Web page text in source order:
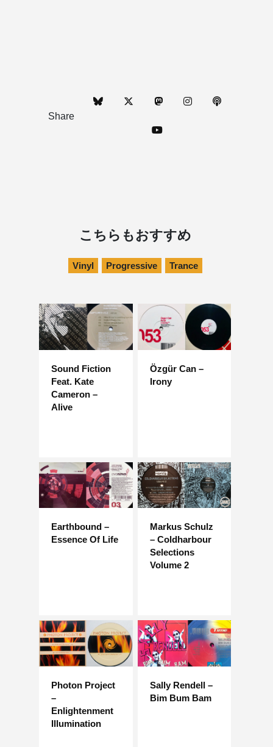
Share
こちらもおすすめ
Vinyl Progressive Trance
Sound Fiction
Feat. Kate
Cameron –
Alive
Özgür Can –
Irony
Earthbound –
Essence Of Life
Markus Schulz
– Coldharbour
Selections
Volume 2
Photon Project
–
Enlightenment
Illumination
Sally Rendell –
Bim Bum Bam